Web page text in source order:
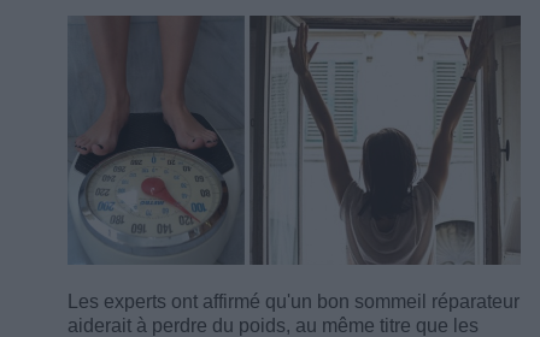
Les experts ont affirmé qu'un bon sommeil réparateur
aiderait à perdre du poids, au même titre que les